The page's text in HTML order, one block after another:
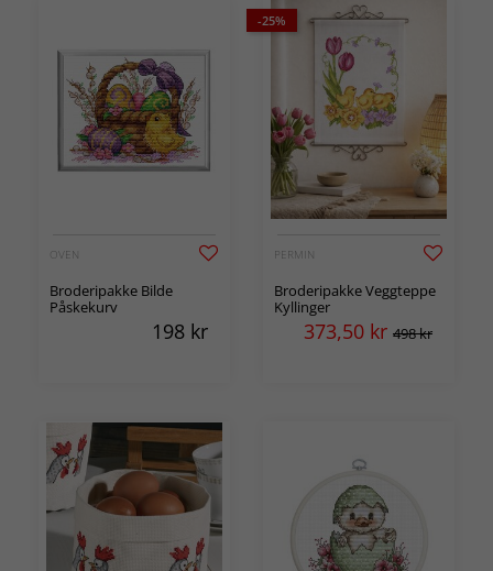
OVEN
Broderipakke Bilde
Påskekurv
198 kr
-25%
PERMIN
Broderipakke Veggteppe
Kyllinger
373,50 kr 498 kr